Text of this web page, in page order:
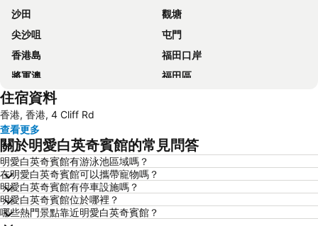
沙田
觀塘
尖沙咀
屯門
香港島
福田口岸
將軍澳
福田區
Mong Kok Metro Station
南山區
元朗
紅磡
天水圍
Wan Chai Metro Station
海洋公園
深水埗區
黃金海岸
新界
羅湖口岸
住宿資料
香港, 香港, 4 Cliff Rd
查看更多
關於明愛白英奇賓館的常見問答
明愛白英奇賓館有游泳池區域嗎？
在明愛白英奇賓館可以攜帶寵物嗎？
明愛白英奇賓館有停車設施嗎？
明愛白英奇賓館位於哪裡？
哪些熱門景點靠近明愛白英奇賓館？